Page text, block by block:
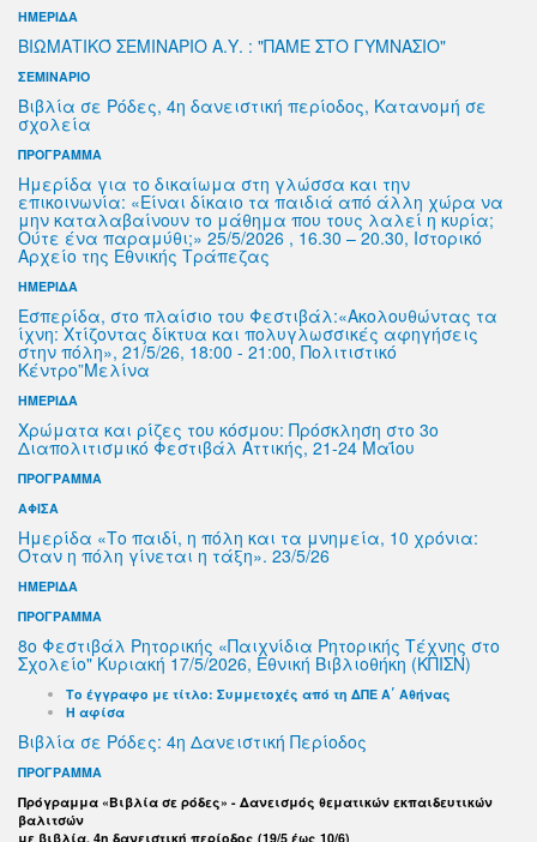
ΗΜΕΡΙΔΑ
ΒΙΩΜΑΤΙΚΌ ΣΕΜΙΝΑΡΙΟ Α.Υ. : "ΠΑΜΕ ΣΤΟ ΓΥΜΝΑΣΙΟ"
ΣΕΜΙΝΑΡΙΟ
Βιβλία σε Ρόδες, 4η δανειστική περίοδος, Κατανομή σε
σχολεία
ΠΡΟΓΡΑΜΜΑ
Ημερίδα για το δικαίωμα στη γλώσσα και την
επικοινωνία: «Είναι δίκαιο τα παιδιά από άλλη χώρα να
μην καταλαβαίνουν το μάθημα που τους λαλεί η κυρία;
Ούτε ένα παραμύθι;» 25/5/2026 , 16.30 – 20.30, Ιστορικό
Αρχείο της Εθνικής Τράπεζας
ΗΜΕΡΙΔΑ
Εσπερίδα, στο πλαίσιο του Φεστιβάλ:«Ακολουθώντας τα
ίχνη: Χτίζοντας δίκτυα και πολυγλωσσικές αφηγήσεις
στην πόλη», 21/5/26, 18:00 - 21:00, Πολιτιστικό
Κέντρο”Μελίνα
ΗΜΕΡΙΔΑ
Χρώματα και ρίζες του κόσμου: Πρόσκληση στο 3ο
Διαπολιτισμικό Φεστιβάλ Αττικής, 21-24 Μαΐου
ΠΡΟΓΡΑΜΜΑ
ΑΦΙΣΑ
Ημερίδα «Το παιδί, η πόλη και τα μνημεία, 10 χρόνια:
Όταν η πόλη γίνεται η τάξη». 23/5/26
ΗΜΕΡΙΔΑ
ΠΡΟΓΡΑΜΜΑ
8ο Φεστιβάλ Ρητορικής «Παιχνίδια Ρητορικής Τέχνης στο
Σχολείο" Κυριακή 17/5/2026, Εθνική Βιβλιοθήκη (ΚΠΙΣΝ)
Το έγγραφο με τίτλο: Συμμετοχές από τη ΔΠΕ Α΄ Αθήνας
Η αφίσα
Βιβλία σε Ρόδες: 4η Δανειστική Περίοδος
ΠΡΟΓΡΑΜΜΑ
Πρόγραμμα «Βιβλία σε ρόδες» - Δανεισμός θεματικών εκπαιδευτικών
βαλιτσών
με βιβλία, 4η δανειστική περίοδος (19/5 έως 10/6)